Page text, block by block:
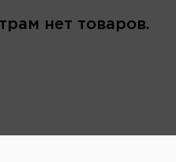
нет товаров.